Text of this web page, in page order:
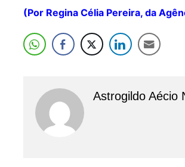
(Por Regina Célia Pereira, da
Astrogildo Aécio